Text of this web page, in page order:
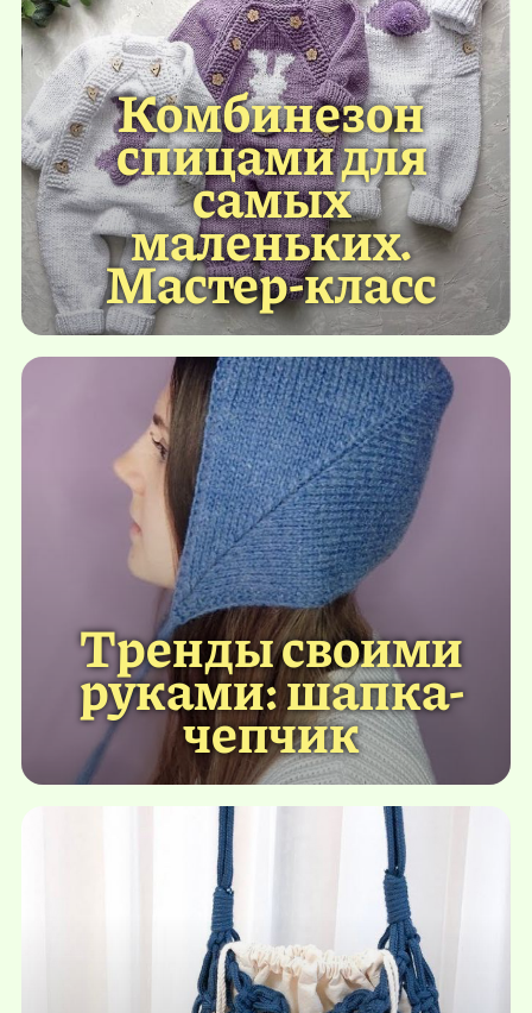
Комбинезон
спицами для
самых
маленьких.
Мастер-класс
Тренды своими
руками: шапка-
чепчик